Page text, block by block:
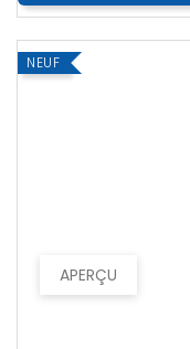
APERÇU
NEUF